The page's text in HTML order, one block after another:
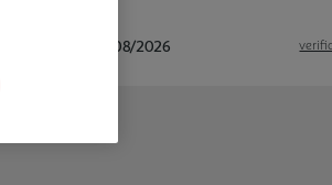
10/08/2026 e 11/08/2026